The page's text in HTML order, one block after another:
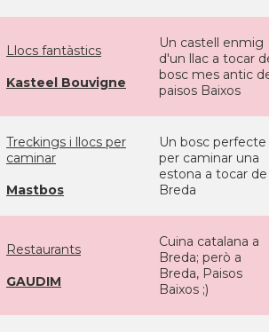
Llocs fantàstics
Kasteel Bouvigne
Un castell enmig
d'un llac a tocar
bosc mes antic
paisos Baixos
Treckings i llocs per
caminar
Mastbos
Un bosc perfecte
per caminar una
estona a tocar de
Breda
Restaurants
GAUDIM
Cuina catalana a
Breda; però a
Breda, Paisos
Baixos ;)